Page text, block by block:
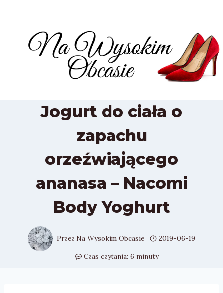
Jogurt do ciała o
zapachu
orzeźwiającego
ananasa – Nacomi
Body Yoghurt
Przez Na Wysokim Obcasie
2019-06-19
Czas czytania: 6 minuty